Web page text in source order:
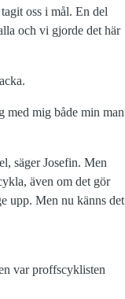
oss i mål. En del
och vi gjorde det här
med mig både min man
säger Josefin. Men
även om det gör
upp. Men nu känns det
var proffscyklisten